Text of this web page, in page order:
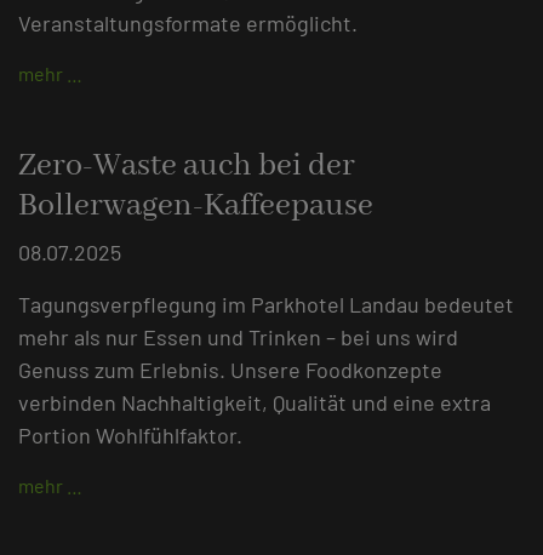
Veranstaltungsformate ermöglicht.
mehr …
Zero-Waste auch bei der
Bollerwagen-Kaffeepause
08.07.2025
Tagungsverpflegung im Parkhotel Landau bedeutet
mehr als nur Essen und Trinken – bei uns wird
Genuss zum Erlebnis. Unsere Foodkonzepte
verbinden Nachhaltigkeit, Qualität und eine extra
Portion Wohlfühlfaktor.
mehr …